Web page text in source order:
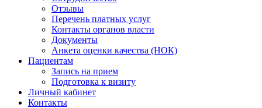
Отзывы
Перечень платных услуг
Контакты органов власти
Документы
Анкета оценки качества (НОК)
Пациентам
Запись на прием
Подготовка к визиту
Личный кабинет
Контакты